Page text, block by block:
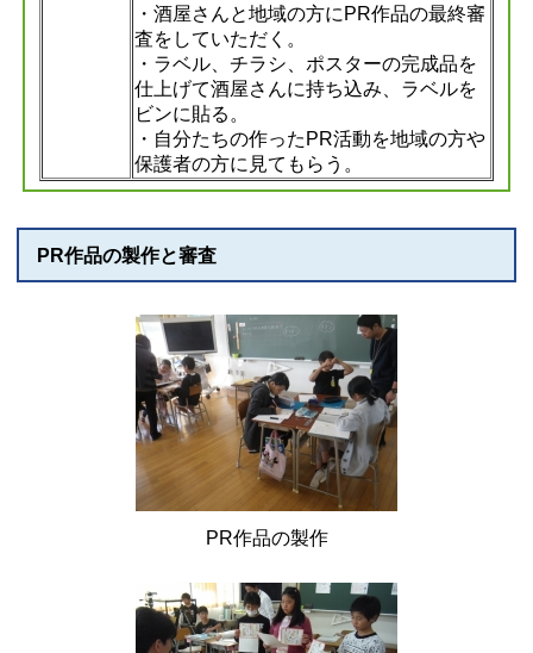
・酒屋さんと地域の方にPR作品の最終審
査をしていただく。
・ラベル、チラシ、ポスターの完成品を
仕上げて酒屋さんに持ち込み、ラベルを
ビンに貼る。
・自分たちの作ったPR活動を地域の方や
保護者の方に見てもらう。
PR作品の製作と審査
PR作品の製作